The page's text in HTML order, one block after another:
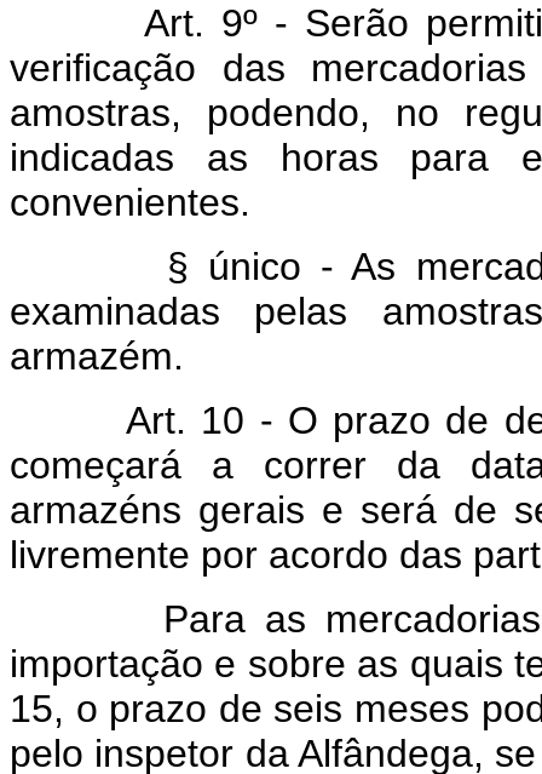
Art. 9º - Serão
verificação das
amostras, podendo, no
indicadas as horas para
convenientes.
§ único - As
examinadas pelas
armazém.
Art. 10 - O prazo de
começará a correr da
armazéns gerais e será de
livremente por acordo das
Para as mercadorias
importação e sobre as quais
15, o prazo de seis meses
pelo inspetor da Alfândega,